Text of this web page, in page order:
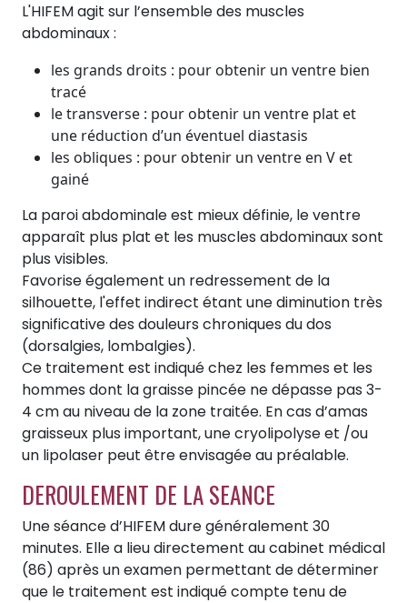
L'HIFEM agit sur l’ensemble des muscles
abdominaux :
les grands droits : pour obtenir un ventre bien
tracé
le transverse : pour obtenir un ventre plat et
une réduction d’un éventuel diastasis
les obliques : pour obtenir un ventre en V et
gainé
La paroi abdominale est mieux définie, le ventre
apparaît plus plat et les muscles abdominaux sont
plus visibles.
Favorise également un redressement de la
silhouette, l'effet indirect étant une diminution très
significative des douleurs chroniques du dos
(dorsalgies, lombalgies).
Ce traitement est indiqué chez les femmes et les
hommes dont la graisse pincée ne dépasse pas 3-
4 cm au niveau de la zone traitée. En cas d’amas
graisseux plus important, une cryolipolyse et /ou
un lipolaser peut être envisagée au préalable.
DEROULEMENT DE LA SEANCE
Une séance d’HIFEM dure généralement 30
minutes. Elle a lieu directement au cabinet médical
(86) après un examen permettant de déterminer
que le traitement est indiqué compte tenu de